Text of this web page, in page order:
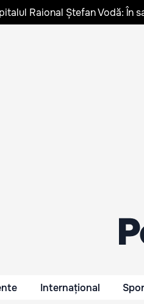
Raional Ștefan Vodă: În
Internațional